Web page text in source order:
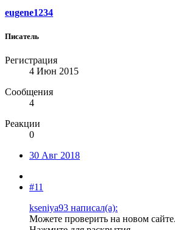
eugene1234
Писатель
Регистрация
4 Июн 2015
Сообщения
4
Реакции
0
30 Авг 2018
#11
kseniya93 написал(а):
Можете проверить на новом